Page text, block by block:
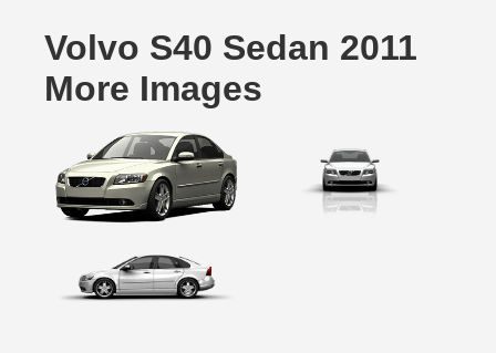
Volvo S40 Sedan 2011
More Images